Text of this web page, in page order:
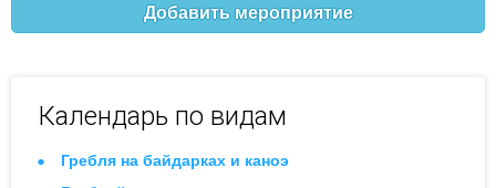
Добавить мероприятие
Календарь по видам
Гребля на байдарках и каноэ